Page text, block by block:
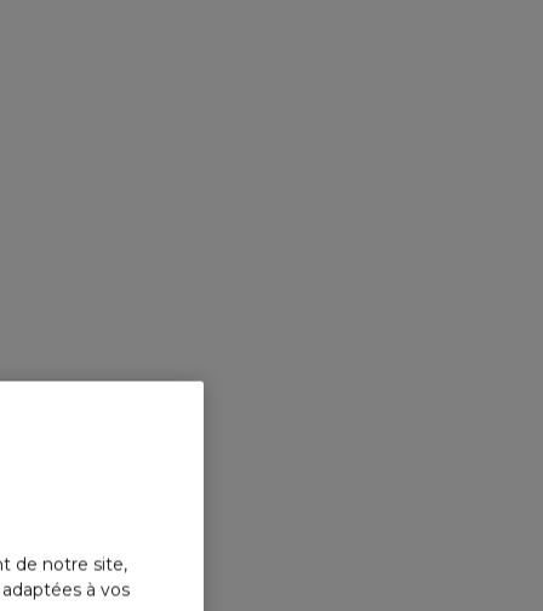
de notre site,
à vos